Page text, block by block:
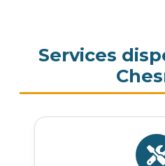
Services